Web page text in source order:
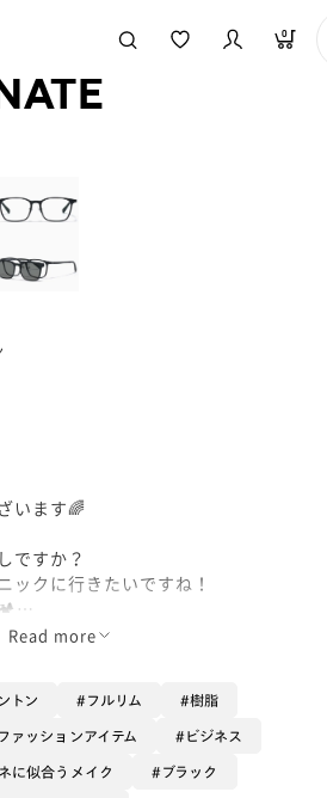
0
います🌈
ですか？
ックに行きたいですね！
いよ夏本番なので、熱中症対策し
ネは…
から「JINS Switch Flip Up」で
Read more
トン フルリム 樹脂
ァッションアイテム ビジネス
に似合うメイク ブラック